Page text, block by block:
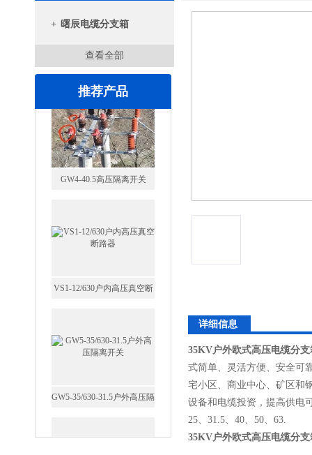
+ 曙辰电缆分支箱
查看全部
推荐产品
路器
离开关
详细信息
35KV户外欧式高压电缆分支
式简单、灵活方便、安全可
宅小区、商业中心、矿区和
设备和电缆投资，提高供电
25、31.5、40、50、63.
35KV户外欧式高压电缆分支